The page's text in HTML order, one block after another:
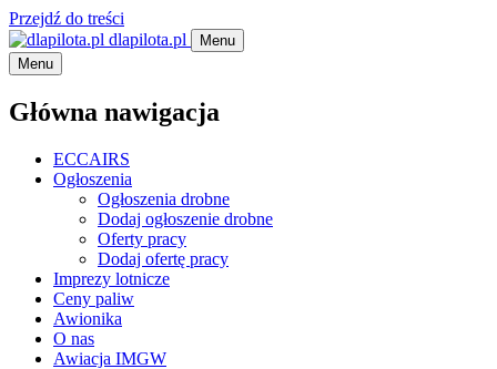
Przejdź do treści
dlapilota.pl
Menu
Menu
Główna nawigacja
ECCAIRS
Ogłoszenia
Ogłoszenia drobne
Dodaj ogłoszenie drobne
Oferty pracy
Dodaj ofertę pracy
Imprezy lotnicze
Ceny paliw
Awionika
O nas
Awiacja IMGW